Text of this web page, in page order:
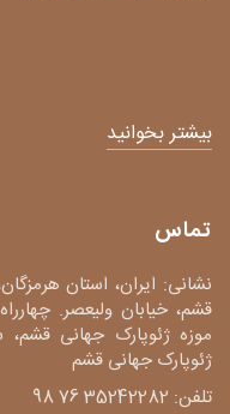
بیشتر بخوانید
تماس
نشانی: ایران، استان
قشم، خیابان ولیعصر.
موزه ژئوپارک جهانی قشم،
ژئوپارک جهانی قشم
تلفن: 35242282 76 98